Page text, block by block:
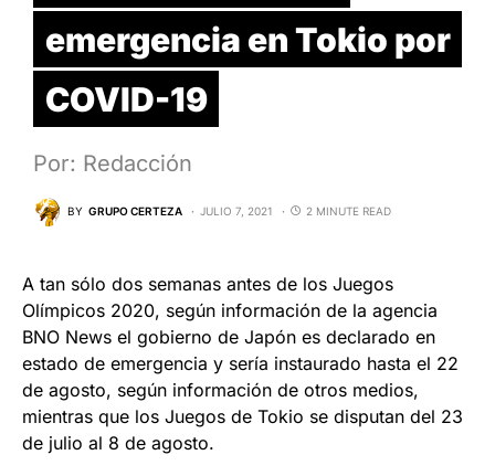
emergencia en Tokio por
COVID-19
Por: Redacción
BY GRUPO CERTEZA JULIO 7, 2021 2 MINUTE READ
A tan sólo dos semanas antes de los Juegos
Olímpicos 2020, según información de la agencia
BNO News el gobierno de Japón es declarado en
estado de emergencia y sería instaurado hasta el 22
de agosto, según información de otros medios,
mientras que los Juegos de Tokio se disputan del 23
de julio al 8 de agosto.